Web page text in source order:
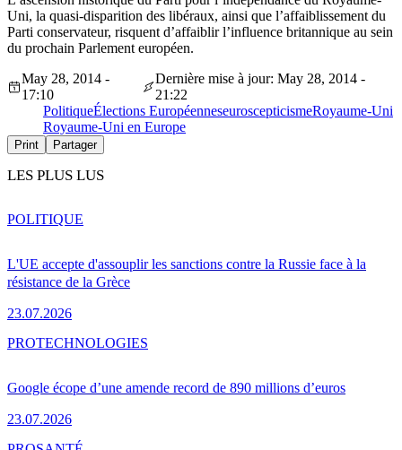
Uni, la quasi-disparition des libéraux, ainsi que l’affaiblissement du
Parti conservateur, risquent d’affaiblir l’influence britannique au sein
du prochain Parlement européen.
May 28, 2014 -
17:10
Dernière mise à jour: May 28, 2014 -
21:22
PolitiqueÉlections EuropéenneseuroscepticismeRoyaume-Uni
Royaume-Uni en Europe
Print Partager
LES PLUS LUS
L'UE accepte d'assouplir les sanctions contre la Russie face à la
résistance de la Grèce
23.07.2026
POLITIQUE
Google écope d’une amende record de 890 millions d’euros
23.07.2026
PROTECHNOLOGIES